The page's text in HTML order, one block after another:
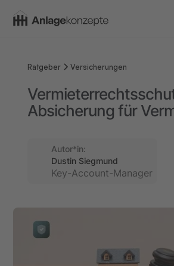
Ratgeber Versicherungen
Absicherung für
Autor*in:
Dustin Siegmund
Key-Account-Manager